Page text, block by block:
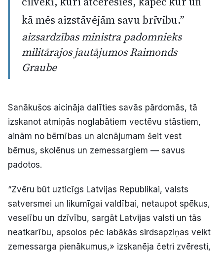
kā mēs aizstāvējām savu brīvību.”
aizsardzības ministra padomnieks
militārajos jautājumos Raimonds
Graube
Sanākušos aicināja dalīties savās pārdomās, tā
izskanot atmiņās noglabātiem vectēvu stāstiem,
ainām no bērnības un aicnājumam šeit vest
bērnus, skolēnus un zemessargiem — savus
padotos.
“Zvēru būt uzticīgs Latvijas Republikai, valsts
satversmei un likumīgai valdībai, netaupot spēkus,
veselību un dzīvību, sargāt Latvijas valsti un tās
neatkarību, apsolos pēc labākās sirdsapziņas veikt
zemessarga pienākumus,» izskanēja četri zvēresti,